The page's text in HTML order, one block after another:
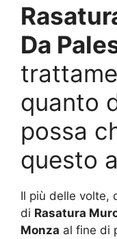
Da
quanto
possa
questo
Il più delle volte,
di Rasatura
Monza al fine di